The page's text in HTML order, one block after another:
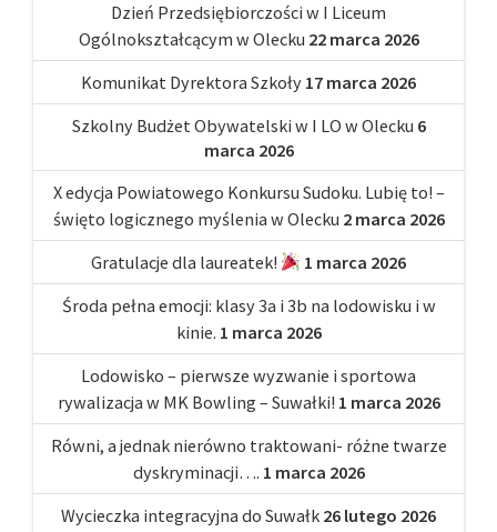
Dzień Przedsiębiorczości w I Liceum
Ogólnokształcącym w Olecku 22 marca 2026
Komunikat Dyrektora Szkoły 17 marca 2026
Szkolny Budżet Obywatelski w I LO w Olecku 6
marca 2026
X edycja Powiatowego Konkursu Sudoku. Lubię to! –
święto logicznego myślenia w Olecku 2 marca 2026
Gratulacje dla laureatek!
1 marca 2026
Środa pełna emocji: klasy 3a i 3b na lodowisku i w
kinie. 1 marca 2026
Lodowisko – pierwsze wyzwanie i sportowa
rywalizacja w MK Bowling – Suwałki! 1 marca 2026
Równi, a jednak nierówno traktowani- różne twarze
dyskryminacji…. 1 marca 2026
Wycieczka integracyjna do Suwałk 26 lutego 2026